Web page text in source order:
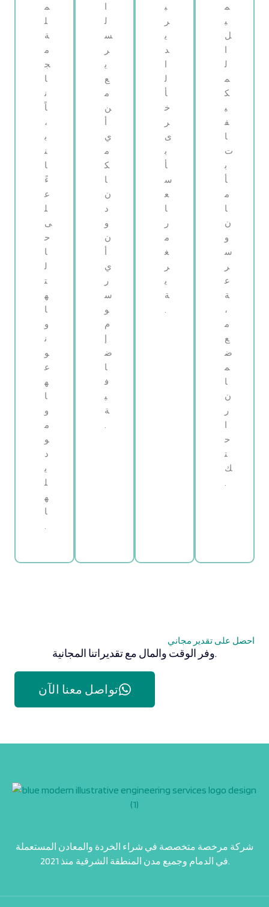
م
ل
ة
م
ج
ا
ن
اً
،
ب
ن
ا
ءً
ع
ل
ى
ح
ا
ل
ت
ه
ا
و
ن
و
ع
ه
ا
و
م
و
د
ي
ل
ه
ا
.
ا
ل
س
ر
ي
ع
م
ن
أ
ي
م
ك
ا
ن
د
و
ن
أ
ي
ر
س
و
م
إ
ض
ا
ف
ي
ة
.
ب
ر
ي
د
ا
ل
أ
خ
ر
ى
ب
أ
س
ع
ا
ر
م
غ
ر
ي
ة
.
م
ي
ل
ا
ل
م
ك
ي
ف
ا
ت
ب
أ
م
ا
ن
و
س
ر
ع
ة
،
م
ع
ض
م
ا
ن
ر
ا
ح
ت
ك
.
احصل على تقدير مجاني
وفر الوقت والمال مع تقديراتنا المجانية.
تواصل معنا الآن
شركة مرخصة متخصصة في شراء الخردة والمعادن المستعملة
في الدمام وجميع مدن المنطقة الشرقية منذ 2021.